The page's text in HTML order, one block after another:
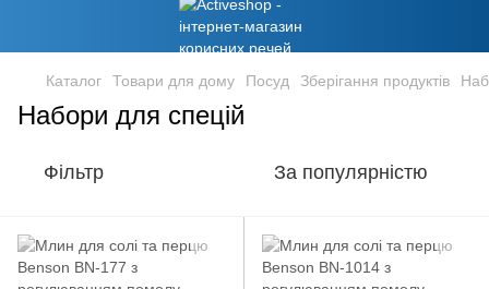
Каталог Товари для дому Посуд Зберігання продуктів
Набори для спецій
Фільтр За популярністю